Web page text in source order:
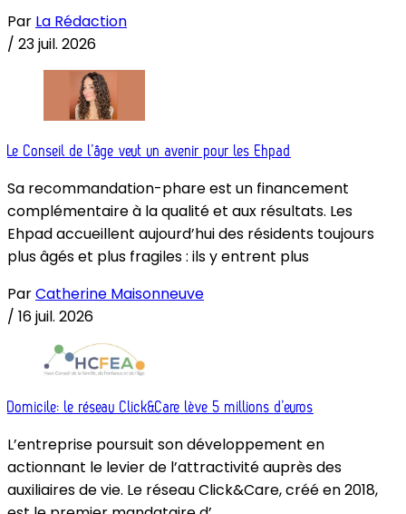
Par La Rédaction
/ 23 juil. 2026
Le Conseil de l’âge veut un avenir pour les Ehpad
Sa recommandation-phare est un financement
complémentaire à la qualité et aux résultats. Les
Ehpad accueillent aujourd’hui des résidents toujours
plus âgés et plus fragiles : ils y entrent plus
ParCatherine Maisonneuve
/ 16 juil. 2026
Domicile: le réseau Click&Care lève 5 millions d’euros
L’entreprise poursuit son développement en
actionnant le levier de l’attractivité auprès des
auxiliaires de vie. Le réseau Click&Care, créé en 2018,